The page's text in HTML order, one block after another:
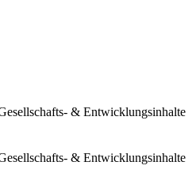
& Entwicklungsinhalte
& Entwicklungsinhalte